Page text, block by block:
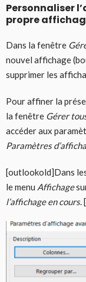
Personnaliser
propre
Dans la fenêtre
nouvel affichage
supprimer les
Pour affiner la
la fenêtre Gérer
accéder aux
Paramètres
[outlookold]Dans
le menu Affichage
l’affichage en cours.